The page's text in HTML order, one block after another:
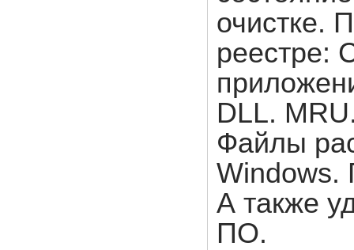
очистке.
реестре:
DLL.
Файлы
Windows.
А также
ПО.